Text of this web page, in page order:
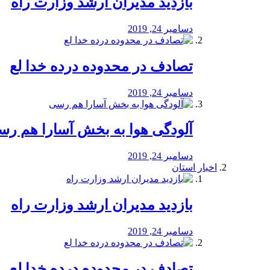
دسامبر 24, 2019
تصادف در محدوده درده خدا لع
دسامبر 24, 2019
آلودگی هوا به بخش آسارا هم
دسامبر 24, 2019
اخبار استان
بازدید مدیران ارشد وزارت راه
دسامبر 24, 2019